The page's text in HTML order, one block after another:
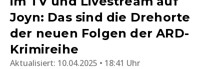
Joyn: Das sind die Drehorte
der neuen Folgen der ARD-
Krimireihe
Aktualisiert: 10.04.2025 • 18:41 Uhr